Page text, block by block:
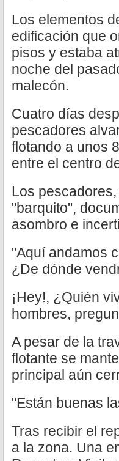
Los elementos
edificación que
pisos y estaba
noche del
malecón.
Cuatro días
pescadores
flotando a unos
entre el centro
Los
"barquito",
asombro e
"Aquí andamos
¿De dónde
¡Hey!, ¿Quién
hombres,
A pesar de la
flotante se
principal aún
"Están buenas
Tras recibir el
a la zona. Una